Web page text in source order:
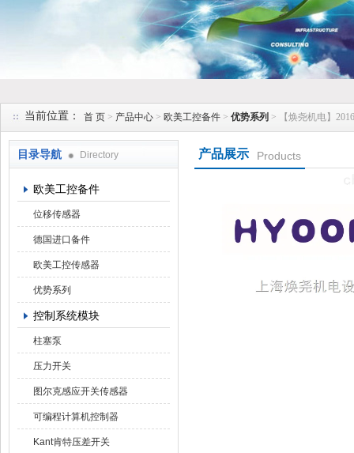
当前位置： 首 页 > 产品中心 > 欧美工控备件 > 优势系列 > 【焕尧机电】
目录导航 Directory
欧美工控备件
位移传感器
德国进口备件
欧美工控传感器
优势系列
控制系统模块
柱塞泵
压力开关
图尔克感应开关传感器
可编程计算机控制器
Kant肯特压差开关
产品展示 Products